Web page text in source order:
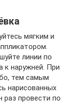
мягким и
линии по
к наружней. При
тем самым
нарисованных
провести по